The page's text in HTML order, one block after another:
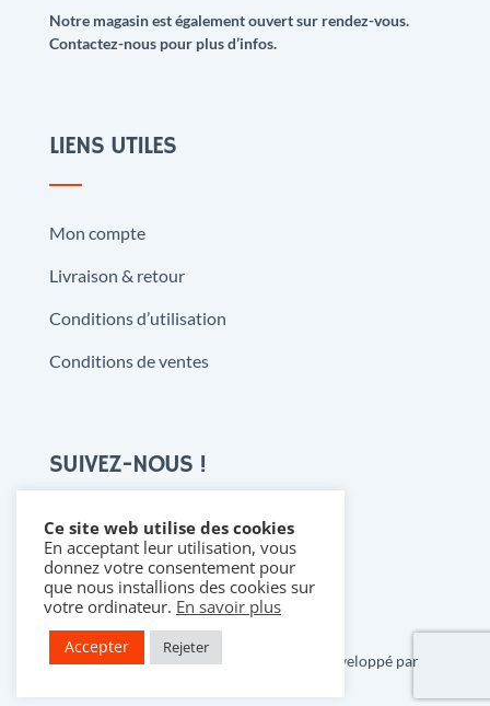
Notre magasin est également ouvert sur rendez-vous.
Contactez-nous pour plus d’infos.
LIENS UTILES
Mon compte
Livraison & retour
Conditions d’utilisation
Conditions de ventes
SUIVEZ-NOUS !

Copyright 2021 @ Denistoys & BD • Développé par
Ce site web utilise des cookies
En acceptant leur utilisation, vous
donnez votre consentement pour
que nous installions des cookies sur
votre ordinateur. En savoir plus
Accepter Rejeter